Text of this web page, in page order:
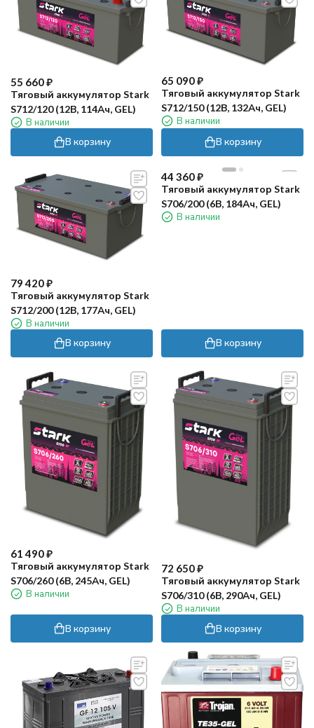
55 660₽
Тяговый аккумулятор Stark
S712/120 (12В, 114Ач, GEL)
В наличии
В корзину
65 090₽
Тяговый аккумулятор Stark
S712/150 (12В, 132Ач, GEL)
В наличии
В корзину
79 420₽
Тяговый аккумулятор Stark
S712/200 (12В, 177Ач, GEL)
В наличии
В корзину
44 360₽
Тяговый аккумулятор Stark
S706/200 (6В, 184Ач, GEL)
В наличии
В корзину
61 490₽
Тяговый аккумулятор Stark
S706/260 (6В, 245Ач, GEL)
В наличии
В корзину
72 650₽
Тяговый аккумулятор Stark
S706/310 (6В, 290Ач, GEL)
В наличии
В корзину